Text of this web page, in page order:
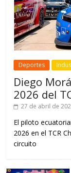
Deportes
Diego
2026 del
27 de abril de
El piloto
2026 en el TCR
circuito